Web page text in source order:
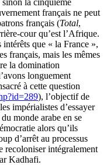
français ne peut
français (Total,
cour qu’est l’Afrique.
que « la France »,
français, mais les mêmes
la domination
longuement
à cette question
), l’objectif de
impérialistes d’essayer
monde arabe en se
alors qu’ils
d’arrêt au processus
recoloniser intégralement
Kadhafi.